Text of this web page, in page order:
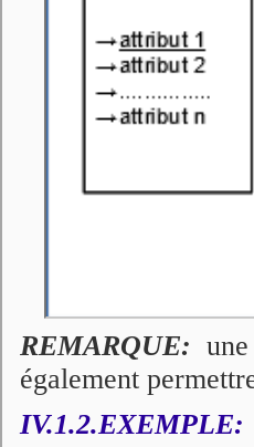
REMARQUE:
également
IV.1.2.EXEMPLE: